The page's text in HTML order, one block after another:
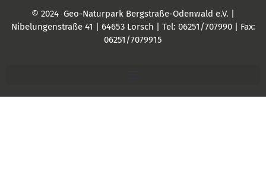
© 2024 Geo-Naturpark Bergstraße-Odenwald e.V. |
Nibelungenstraße 41 | 64653 Lorsch | Tel: 06251/707990 | Fax:
06251/7079915